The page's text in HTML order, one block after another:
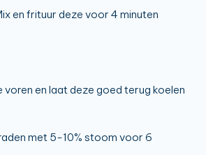
en frituur deze voor 4 minuten
en laat deze goed terug koelen
met 5-10% stoom voor 6